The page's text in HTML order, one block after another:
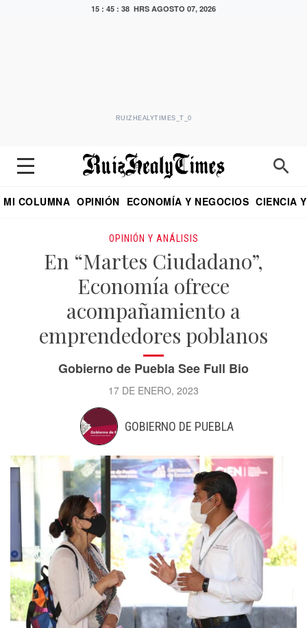
15 : 45 : 39 HRS AGOSTO 07, 2026
RUIZHEALYTIMES_T_0
MI COLUMNA OPINIÓN ECONOMÍA Y NEGOCIOS CIENCIA
OPINIÓN Y ANÁLISIS
En “Martes Ciudadano”,
Economía ofrece
acompañamiento a
emprendedores poblanos
Gobierno de Puebla See Full Bio
17 DE ENERO, 2023
GOBIERNO DE PUEBLA